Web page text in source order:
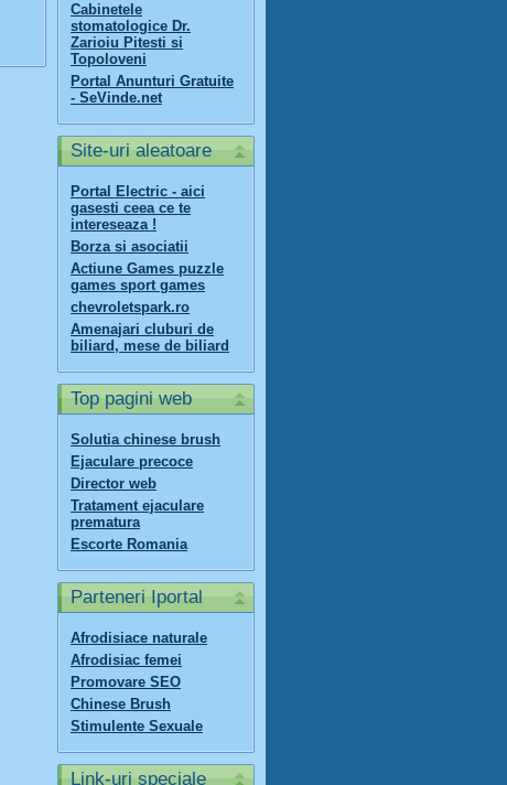
Cabinetele
stomatologice Dr.
Zarioiu Pitesti si
Topoloveni
Portal Anunturi Gratuite
- SeVinde.net
Site-uri aleatoare
Portal Electric - aici
gasesti ceea ce te
intereseaza !
Borza si asociatii
Actiune Games puzzle
games sport games
chevroletspark.ro
Amenajari cluburi de
biliard, mese de biliard
Top pagini web
Solutia chinese brush
Ejaculare precoce
Director web
Tratament ejaculare
prematura
Escorte Romania
Parteneri Iportal
Afrodisiace naturale
Afrodisiac femei
Promovare SEO
Chinese Brush
Stimulente Sexuale
Link-uri speciale